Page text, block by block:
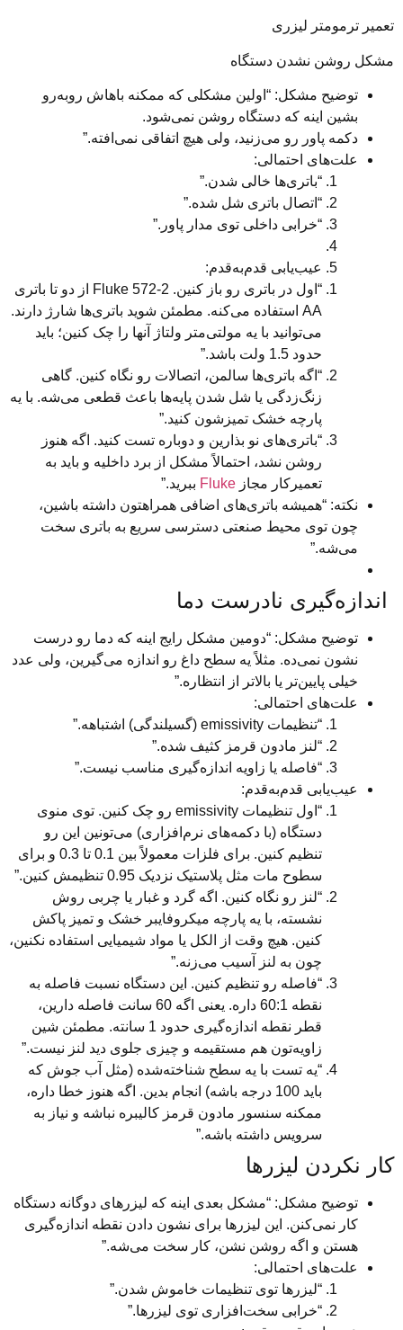
لیزری
نشدن دستگاه
مشکل: “اولین مشکلی که ممکنه باهاش روبه‌رو
اینه که دستگاه روشن نمی‌شود.
پاور رو می‌زنید، ولی هیچ اتفاقی نمی‌افته.”
احتمالی:
“باتری‌ها خالی شدن.”
“اتصال باتری شل شده.”
“خرابی داخلی توی مدار پاور.”
عیب‌یابی قدم‌به‌قدم:
“اول در باتری رو باز کنین. Fluke 572-2 از دو تا باتری
AA استفاده می‌کنه. مطمئن شوید باتری‌ها شارژ دارند.
می‌توانید با یه مولتی‌متر ولتاژ آنها را چک کنین؛ باید
“اگه باتری‌ها سالمن، اتصالات رو نگاه کنین. گاهی
زنگ‌زدگی یا شل شدن پایه‌ها باعث قطعی می‌شه. با یه
پارچه خشک تمیزشون کنید.”
“باتری‌های نو بذارین و دوباره تست کنید. اگه هنوز
روشن نشد، احتمالاً مشکل از برد داخلیه و باید به
تعمیرکار مجازFlukeببرید.”
“همیشه باتری‌های اضافی همراهتون داشته باشین،
توی محیط صنعتی دسترسی سریع به باتری سخت
نادرست دما
مشکل: “دومین مشکل رایج اینه که دما رو درست
نمی‌ده. مثلاً یه سطح داغ رو اندازه می‌گیرین، ولی عدد
پایین‌تر یا بالاتر از انتظاره.”
احتمالی:
“تنظیمات emissivity (گسیلندگی) اشتباهه.”
“لنز مادون قرمز کثیف شده.”
“فاصله یا زاویه اندازه‌گیری مناسب نیست.”
قدم‌به‌قدم:
“اول تنظیمات emissivity رو چک کنین. توی منوی
دستگاه (با دکمه‌های نرم‌افزاری) می‌تونین این رو
تنظیم کنین. برای فلزات معمولاً بین 0.1 تا 0.3 و برای
سطوح مات مثل پلاستیک نزدیک 0.95 تنظیمش کنین.”
“لنز رو نگاه کنین. اگه گرد و غبار یا چربی روش
نشسته، با یه پارچه میکروفایبر خشک و تمیز پاکش
کنین. هیچ وقت از الکل یا مواد شیمیایی استفاده نکنین،
چون به لنز آسیب می‌زنه.”
“فاصله رو تنظیم کنین. این دستگاه نسبت فاصله به
نقطه 60:1 داره. یعنی اگه 60 سانت فاصله دارین،
قطر نقطه اندازه‌گیری حدود 1 سانته. مطمئن شین
زاویه‌تون هم مستقیمه و چیزی جلوی دید لنز نیست.”
“یه تست با یه سطح شناخته‌شده (مثل آب جوش که
باید 100 درجه باشه) انجام بدین. اگه هنوز خطا داره،
ممکنه سنسور مادون قرمز کالیبره نباشه و نیاز به
سرویس داشته باشه.”
لیزرها
مشکل: “مشکل بعدی اینه که لیزرهای دوگانه دستگاه
نمی‌کنن. این لیزرها برای نشون دادن نقطه اندازه‌گیری
و اگه روشن نشن، کار سخت می‌شه.”
احتمالی:
“لیزرها توی تنظیمات خاموش شدن.”
“خرابی سخت‌افزاری توی لیزرها.”